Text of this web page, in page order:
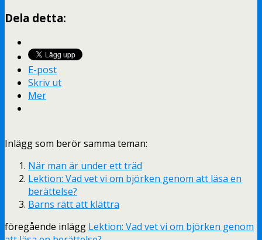
Dela detta:
E-post
Skriv ut
Mer
Inlägg som berör samma teman:
När man är under ett träd
Lektion: Vad vet vi om björken genom att läsa en
berättelse?
Barns rätt att klättra
föregående inlägg Lektion: Vad vet vi om björken genom